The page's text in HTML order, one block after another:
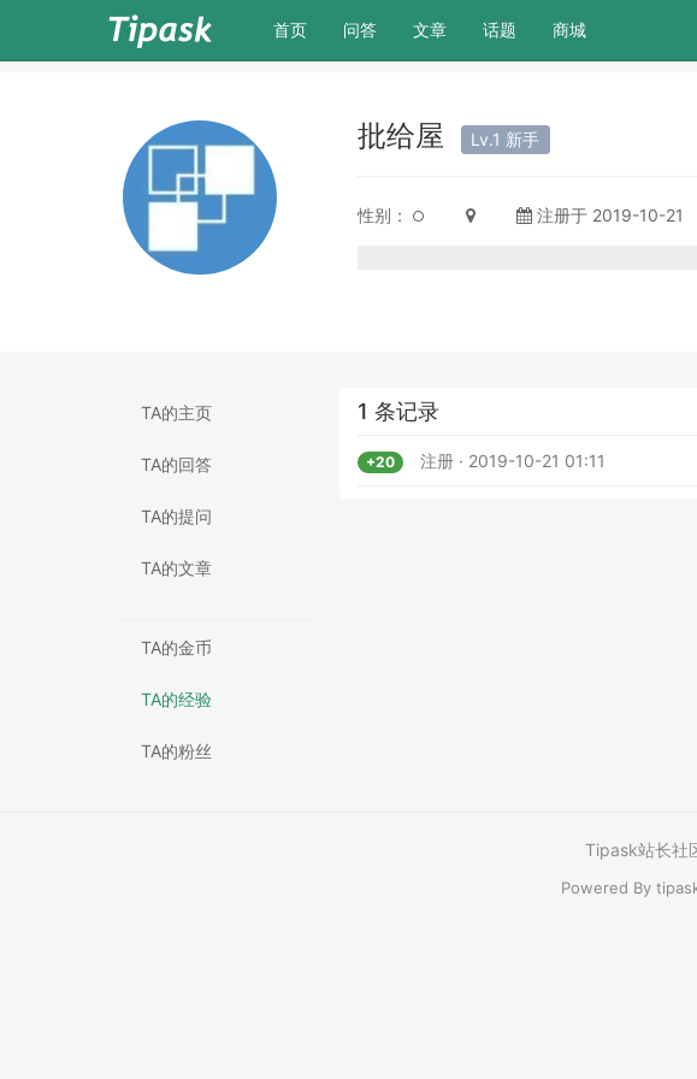
首页(current)
问答 文章 话题 商城
批给屋 Lv.1 新手
性别： 注册于 2019-10-21
TA的主页
TA的回答
TA的提问
TA的文章
TA的金币
TA的经验
TA的粉丝
1 条记录
+20 注册 · 2019-10-21 01:11
Tipask站长社
Powered By